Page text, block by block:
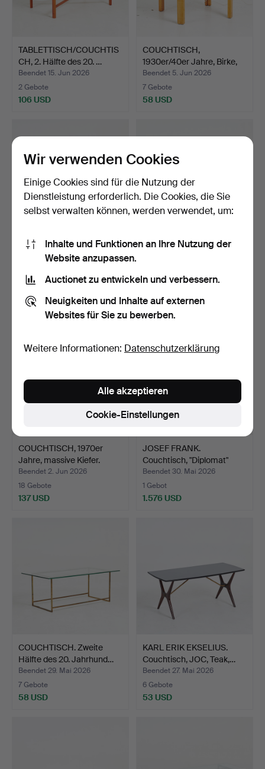
TABLETTISCH/COUCHTIS
CH, 2. Hälfte des 20. …
Beendet 15. Jun 2026
2 Gebote
106 USD
COUCHTISCH,
1930er/40er Jahre, Birke,
gesc…
Beendet 5. Jun 2026
7 Gebote
58 USD
COUCHTISCH. Glasmäster
Markaryd, lose aufl…
23 Gebote
116 USD
COUCHTISCH. Zweite
43 USD
COUCHTISCH, 1970er
Jahre, massive Kiefer.
Beendet 2. Jun 2026
18 Gebote
137 USD
JOSEF FRANK.
Couchtisch, "Diplomat"
Modell…
Beendet 30. Mai 2026
1 Gebot
1.576 USD
COUCHTISCH. Zweite
Hälfte des 20. Jahrhund…
Beendet 29. Mai 2026
7 Gebote
58 USD
KARL ERIK EKSELIUS.
Couchtisch, JOC, Teak,…
Beendet 27. Mai 2026
6 Gebote
53 USD
Wir verwenden Cookies
Einige Cookies sind für die Nutzung der
Dienstleistung erforderlich. Die Cookies, die Sie
selbst verwalten können, werden verwendet, um:
Inhalte und Funktionen an Ihre Nutzung der
Website anzupassen.
Auctionet zu entwickeln und verbessern.
Neuigkeiten und Inhalte auf externen
Websites für Sie zu bewerben.
Weitere Informationen: Datenschutzerklärung
Cookie-Einstellungen
Alle akzeptieren